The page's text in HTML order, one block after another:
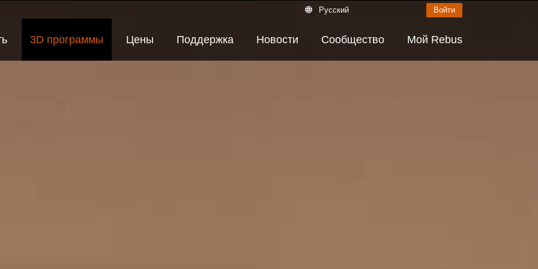
Русский Войти
3D программы Цены Поддержка Новости Сообщество Мой Rebus